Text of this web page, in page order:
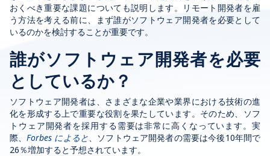
おくべき重要な課題についても説明します。リモート開発者を雇
う方法を考える前に、まず誰がソフトウェア開発者を必要として
いるのかを検討することが重要です。
誰がソフトウェア開発者を必要
としているか？
ソフトウェア開発者は、さまざまな企業や業界における技術の進
化を形成する上で重要な役割を果たしています。そのため、ソフ
トウェア開発者を採用する需要は非常に高くなっています。実
際、Forbes によると 、ソフトウェア開発者の需要は今後10年間で
26％増加すると予想されています。